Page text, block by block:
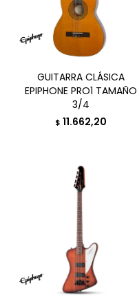
GUITARRA CLÁSICA
EPIPHONE PRO1 TAMAÑO
3/4
$ 11.662,20